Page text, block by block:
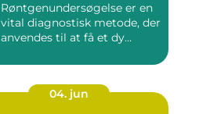
Røntgenundersøgelse er en
vital diagnostisk metode, der
anvendes til at få et dy...
04. jun